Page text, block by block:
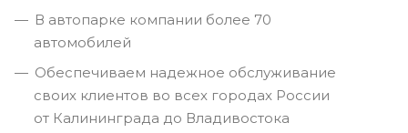
В автопарке компании более 70
автомобилей
Обеспечиваем надежное обслуживание
своих клиентов во всех городах России
от Калининграда до Владивостока